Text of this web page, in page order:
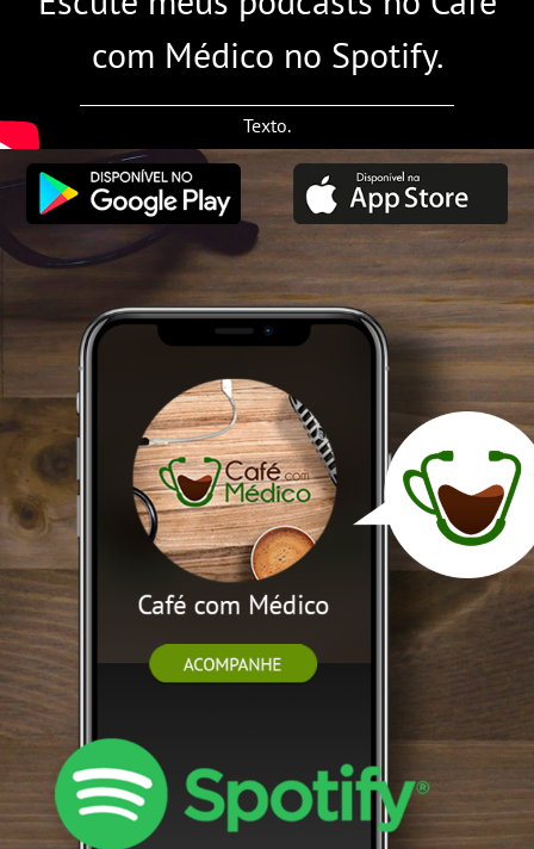
com Médico no Spotify.
Texto.